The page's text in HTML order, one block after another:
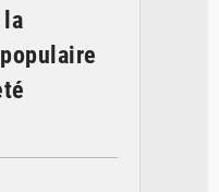
la